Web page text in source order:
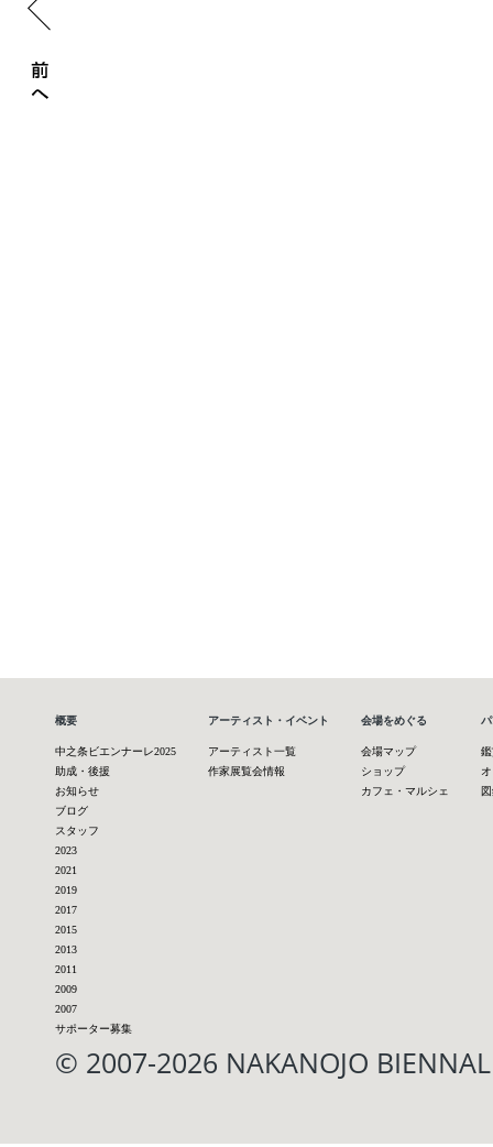
概要
中之条ビエンナーレ2025
助成・後援
お知らせ
ブログ
スタッフ
2023
2021
2019
2017
2015
2013
2011
2009
2007
サポーター募集
アーティスト・イベント
アーティスト一覧
作家展覧会情報
会場をめぐる
会場マップ
ショップ
カフェ・マルシェ
© 2007-2026 NAKANOJO